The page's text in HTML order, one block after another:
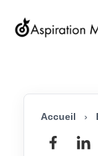
Accueil ›